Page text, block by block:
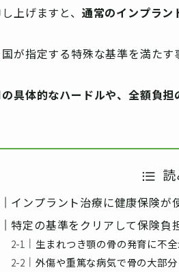
上げますと、 通常のインプラン
が指定する特殊な基準を満た
具体的なハードルや、全額負
インプラント治療に健康保険が
特定の基準をクリアして保険負
生まれつき顎の骨の発育に不全
外傷や重篤な病気で骨の大部